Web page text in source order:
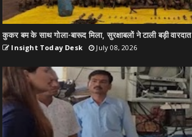
कुकर बम के साथ गोला-बारूद मिला, सुरक्षाबलों ने टाली बड़ी वारदात
Insight Today Desk July 08, 2026